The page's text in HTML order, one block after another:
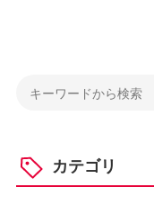
カテゴリ